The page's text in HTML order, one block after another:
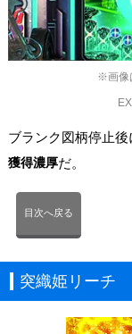
※画像
ブランク図柄停止
獲得濃厚だ。
目次へ戻る
突織姫リーチ